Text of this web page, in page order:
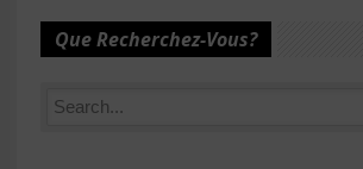
Que Recherchez-Vous?